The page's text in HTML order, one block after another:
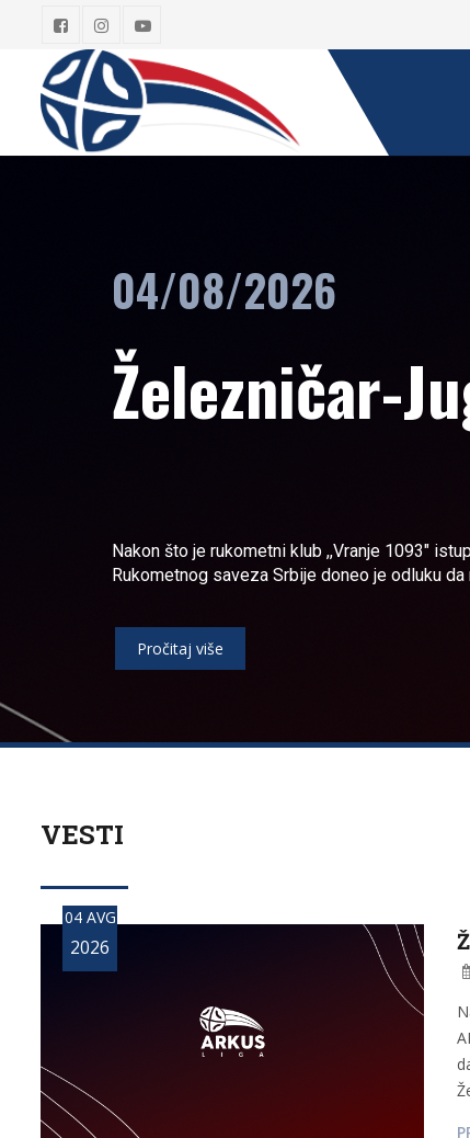
04/08/2026
Železničar-
Nakon što je rukometni klub ,,Vranje 1093"
Rukometnog saveza Srbije doneo je odluku da
Pročitaj više
VESTI
04 AVG
2026